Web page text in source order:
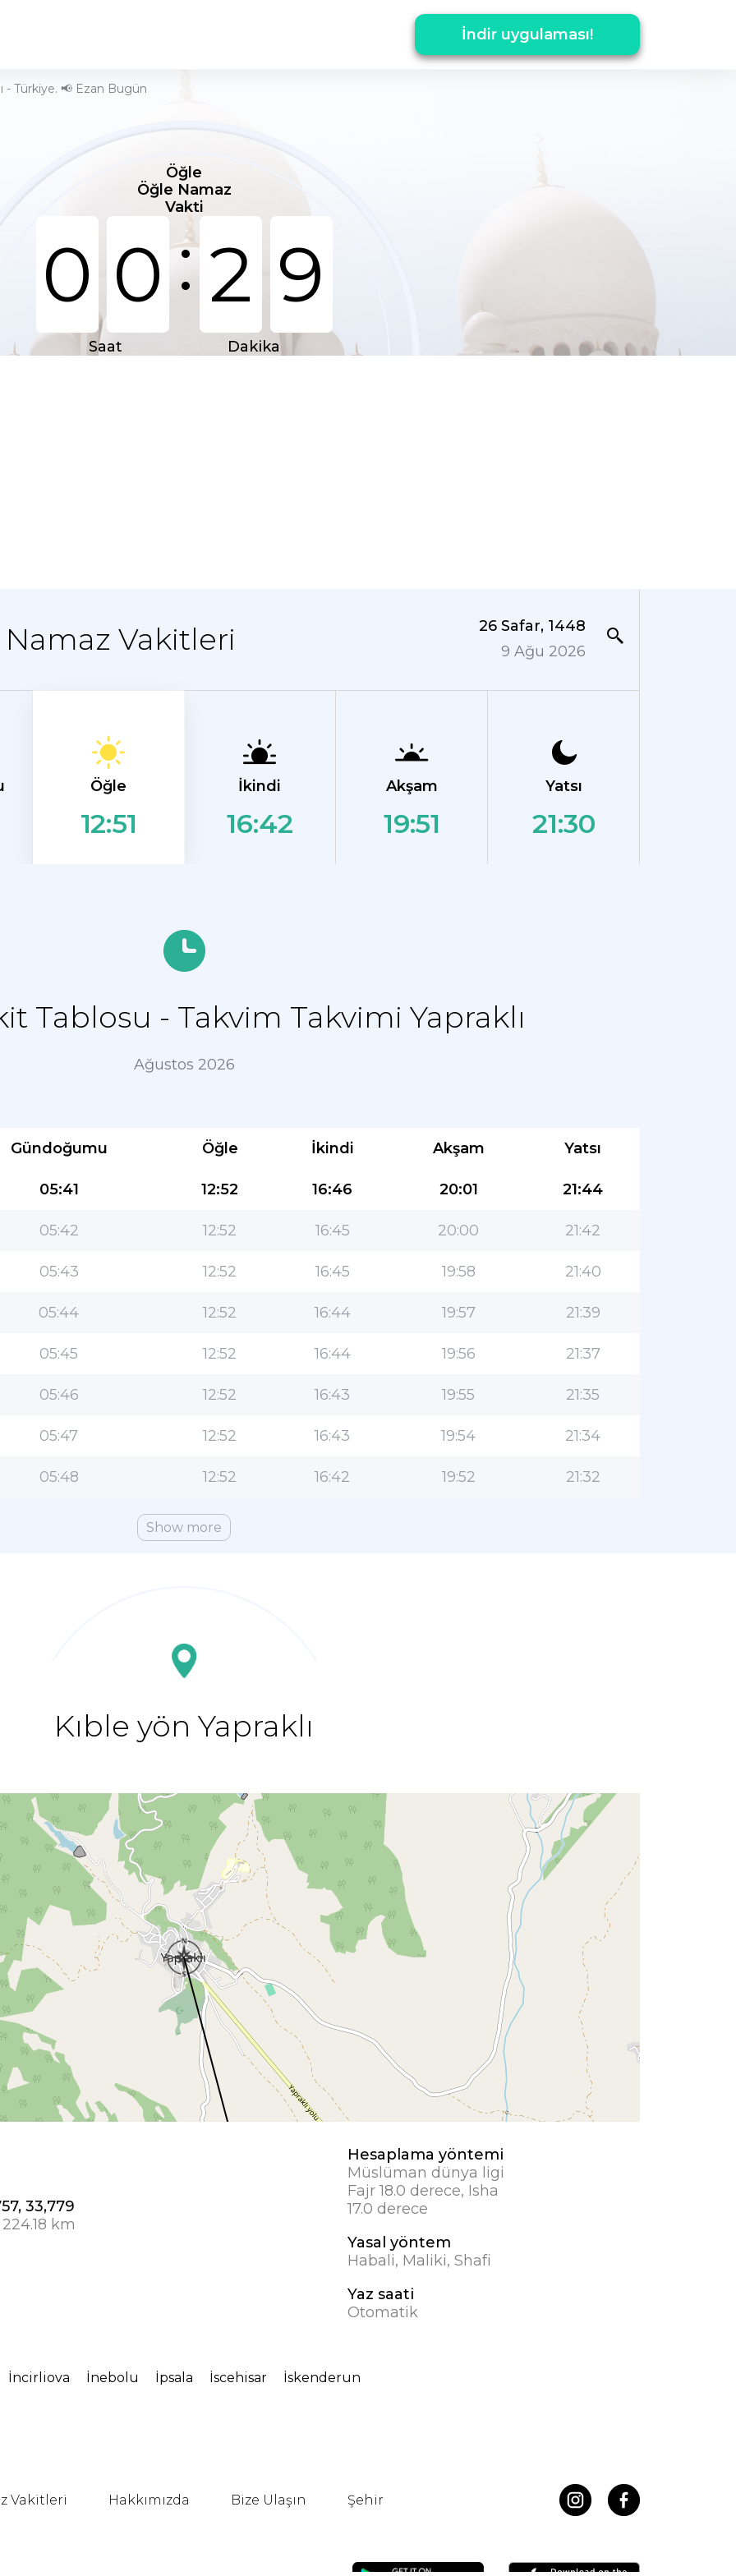
İndir uygulaması!
- Türkiye. 📢 Ezan Bugün
Öğle
Öğle Namaz
Vakti
0 0:2 9
Saat Dakika
Namaz Vakitleri
26 Safar, 1448
9 Ağu 2026
Öğle
12:51
İkindi
16:42
Akşam
19:51
Yatsı
21:30
Tablosu - Takvim Takvimi Yapraklı
Ağustos 2026
Gündoğumu Öğle İkindi Akşam Yatsı
05:41 12:52 16:46 20:01 21:44
05:42 12:52 16:45 20:00 21:42
05:43 12:52 16:45 19:58 21:40
05:44 12:52 16:44 19:57 21:39
05:45 12:52 16:44 19:56 21:37
05:46 12:52 16:43 19:55 21:35
05:47 12:52 16:43 19:54 21:34
05:48 12:52 16:42 19:52 21:32
Show more
Kıble yön Yapraklı
33,779
km
Hesaplama yöntemi
Müslüman dünya ligi
Fajr 18.0 derece, Isha
17.0 derece
Yasal yöntem
Habali, Maliki, Shafi
Yaz saati
Otomatik
İncirliova İnebolu İpsala İscehisar İskenderun
Vakitleri Hakkımızda Bize Ulaşın Şehir
Müslümanlar için en popüler uygulama!
Kullanımı kolay özelliklere ve en doğru namaz
vakitlerine sahip popüler yaşam tarzı İslami